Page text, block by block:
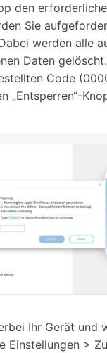
den
Sie
werden alle
Daten
Code
„Entsperren“-
Ihr Gerät und
Einstellungen >